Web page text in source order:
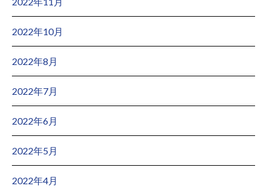
2022年10月
2022年8月
2022年7月
2022年6月
2022年5月
2022年4月